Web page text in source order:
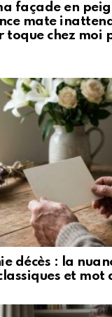
façade en
mate
chez moi
décès : la
et mot